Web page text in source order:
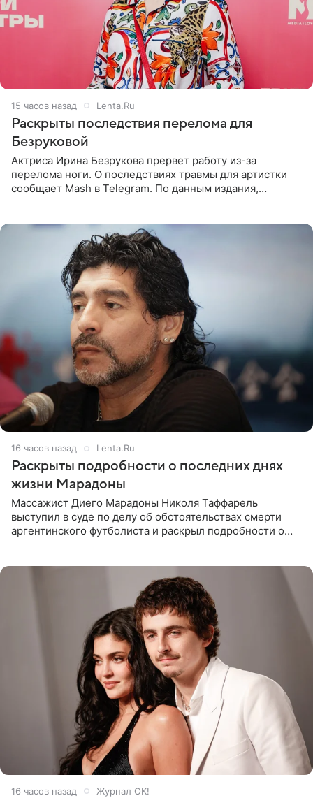
15 часов назад Lenta.Ru
Раскрыты последствия перелома для
Безруковой
Актриса Ирина Безрукова прервет работу из-за
перелома ноги. О последствиях травмы для артистки
сообщает Mash в Telegram. По данным издания,
16 часов назад Lenta.Ru
Раскрыты подробности о последних днях
жизни Марадоны
Массажист Диего Марадоны Николя Таффарель
выступил в суде по делу об обстоятельствах смерти
аргентинского футболиста и раскрыл подробности о
16 часов назад Журнал OK!